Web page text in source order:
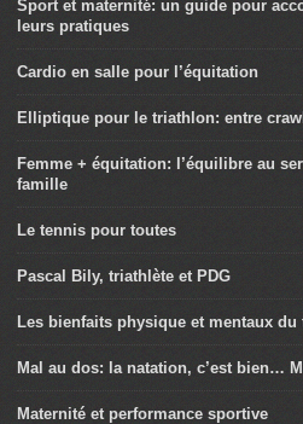
Sport et maternité: un guide pour
leurs pratiques
Cardio en salle pour l’équitation
Elliptique pour le triathlon: entre
Femme + équitation: l’équilibre au
famille
Le tennis pour toutes
Pascal Bily, triathlète et PDG
Les bienfaits physique et mentaux du
Mal au dos: la natation, c’est bien…
Maternité et performance sportive